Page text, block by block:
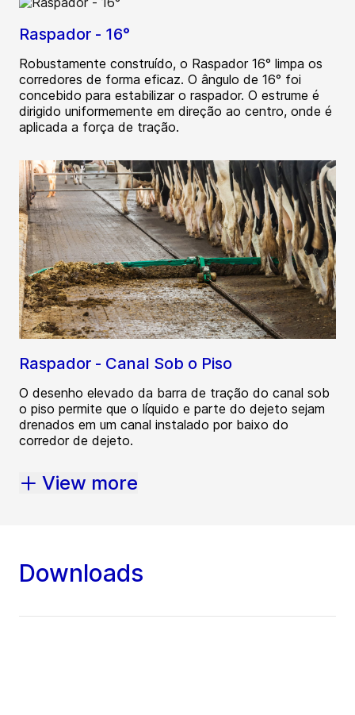
Raspador - 16°
Robustamente construído, o Raspador 16° limpa os
corredores de forma eficaz. O ângulo de 16° foi
concebido para estabilizar o raspador. O estrume é
dirigido uniformemente em direção ao centro, onde é
aplicada a força de tração.
Raspador - Canal Sob o Piso
O desenho elevado da barra de tração do canal sob
o piso permite que o líquido e parte do dejeto sejam
drenados em um canal instalado por baixo do
corredor de dejeto.
View more
Downloads